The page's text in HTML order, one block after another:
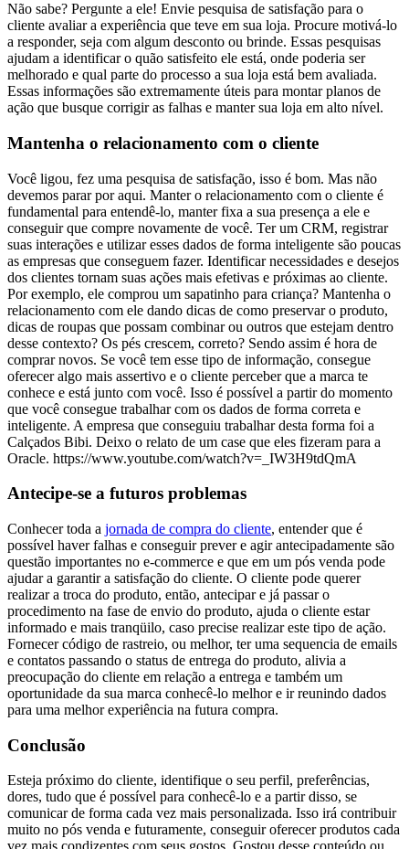
Não sabe? Pergunte a ele! Envie pesquisa de satisfação para o
cliente avaliar a experiência que teve em sua loja. Procure motivá-lo
a responder, seja com algum desconto ou brinde. Essas pesquisas
ajudam a identificar o quão satisfeito ele está, onde poderia ser
melhorado e qual parte do processo a sua loja está bem avaliada.
Essas informações são extremamente úteis para montar planos de
ação que busque corrigir as falhas e manter sua loja em alto nível.
Mantenha o relacionamento com o cliente
Você ligou, fez uma pesquisa de satisfação, isso é bom. Mas não
devemos parar por aqui. Manter o relacionamento com o cliente é
fundamental para entendê-lo, manter fixa a sua presença a ele e
conseguir que compre novamente de você. Ter um CRM, registrar
suas interações e utilizar esses dados de forma inteligente são poucas
as empresas que conseguem fazer. Identificar necessidades e desejos
dos clientes tornam suas ações mais efetivas e próximas ao cliente.
Por exemplo, ele comprou um sapatinho para criança? Mantenha o
relacionamento com ele dando dicas de como preservar o produto,
dicas de roupas que possam combinar ou outros que estejam dentro
desse contexto? Os pés crescem, correto? Sendo assim é hora de
comprar novos. Se você tem esse tipo de informação, consegue
oferecer algo mais assertivo e o cliente perceber que a marca te
conhece e está junto com você. Isso é possível a partir do momento
que você consegue trabalhar com os dados de forma correta e
inteligente. A empresa que conseguiu trabalhar desta forma foi a
Calçados Bibi. Deixo o relato de um case que eles fizeram para a
Oracle. https://www.youtube.com/watch?v=_IW3H9tdQmA
Antecipe-se a futuros problemas
Conhecer toda a jornada de compra do cliente, entender que é
possível haver falhas e conseguir prever e agir antecipadamente são
questão importantes no e-commerce e que em um pós venda pode
ajudar a garantir a satisfação do cliente. O cliente pode querer
realizar a troca do produto, então, antecipar e já passar o
procedimento na fase de envio do produto, ajuda o cliente estar
informado e mais tranqüilo, caso precise realizar este tipo de ação.
Fornecer código de rastreio, ou melhor, ter uma sequencia de emails
e contatos passando o status de entrega do produto, alivia a
preocupação do cliente em relação a entrega e também um
oportunidade da sua marca conhecê-lo melhor e ir reunindo dados
para uma melhor experiência na futura compra.
Conclusão
Esteja próximo do cliente, identifique o seu perfil, preferências,
dores, tudo que é possível para conhecê-lo e a partir disso, se
comunicar de forma cada vez mais personalizada. Isso irá contribuir
muito no pós venda e futuramente, conseguir oferecer produtos cada